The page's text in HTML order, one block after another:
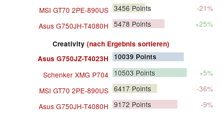
MSI GT70 2PE-890US 3456 Points
-21%
Asus G750JH-T4080H 5478 Points +25%
Creativity (nach Ergebnis sortieren)
Asus G750JZ-T4023H
10039 Points
Schenker XMG P704 10503 Points
+5%
MSI GT70 2PE-890US 6417 Points
-36%
Asus G750JH-T4080H 9172 Points -9%